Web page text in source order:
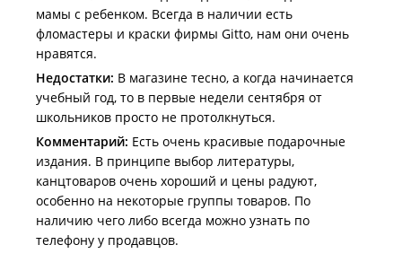
мамы с ребенком. Всегда в наличии есть
фломастеры и краски фирмы Gitto, нам они очень
нравятся.
Недостатки: В магазине тесно, а когда начинается
учебный год, то в первые недели сентября от
школьников просто не протолкнуться.
Комментарий: Есть очень красивые подарочные
издания. В принципе выбор литературы,
канцтоваров очень хороший и цены радуют,
особенно на некоторые группы товаров. По
наличию чего либо всегда можно узнать по
телефону у продавцов.